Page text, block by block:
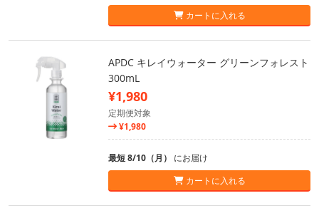
カートに入れる
APDC キレイウォーター グリーンフォレスト
300mL
¥1,980
定期便対象
¥1,980
最短 8/10（月） にお届け
カートに入れる